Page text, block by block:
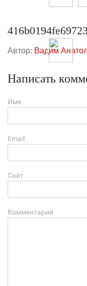
Автор: Вадим
Написать
Имя
Email
Сайт
Комментарий